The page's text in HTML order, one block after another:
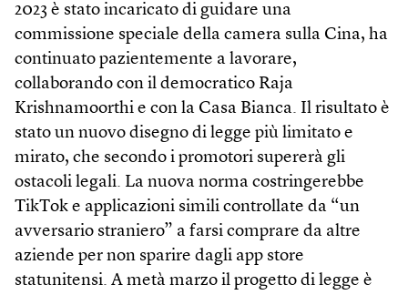
2023 è stato incaricato di guidare una
commissione speciale della camera sulla Cina, ha
continuato pazientemente a lavorare,
collaborando con il democratico Raja
Krishnamoorthi e con la Casa Bianca. Il risultato è
stato un nuovo disegno di legge più limitato e
mirato, che secondo i promotori supererà gli
ostacoli legali. La nuova norma costringerebbe
TikTok e applicazioni simili controllate da “un
avversario straniero” a farsi comprare da altre
aziende per non sparire dagli app store
statunitensi. A metà marzo il progetto di legge è